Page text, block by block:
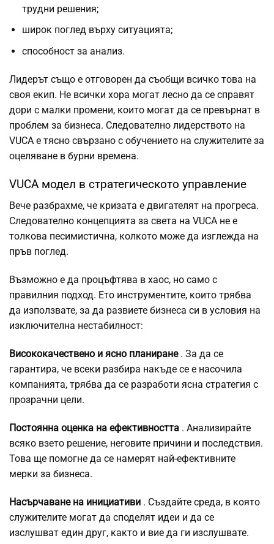
трудни решения;
широк поглед върху ситуацията;
способност за анализ.
Лидерът също е отговорен да съобщи всичко това на
своя екип. Не всички хора могат лесно да се справят
дори с малки промени, които могат да се превърнат в
проблем за бизнеса. Следователно лидерството на
VUCA е тясно свързано с обучението на служителите за
оцеляване в бурни времена.
VUCA модел в стратегическото управление
Вече разбрахме, че кризата е двигателят на прогреса.
Следователно концепцията за света на VUCA не е
толкова песимистична, колкото може да изглежда на
пръв поглед.
Възможно е да процъфтява в хаос, но само с
правилния подход. Ето инструментите, които трябва
да използвате, за да развиете бизнеса си в условия на
изключителна нестабилност:
Висококачествено и ясно планиране. За да се
гарантира, че всеки разбира накъде се е насочила
компанията, трябва да се разработи ясна стратегия с
прозрачни цели.
Постоянна оценка на ефективността . Анализирайте
всяко взето решение, неговите причини и последствия.
Това ще помогне да се намерят най-ефективните
мерки за бизнеса.
Насърчаване на инициативи . Създайте среда, в която
служителите могат да споделят идеи и да се
изслушват един друг, както и вие да ги изслушвате.